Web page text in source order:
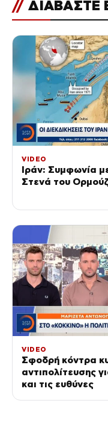
// ΔΙΑΒΑΣΤΕ
VIDEO
Ιράν: Συμφωνία
Στενά του
VIDEO
Σφοδρή κόντρα
αντιπολίτευσης
και τις ευθύνες